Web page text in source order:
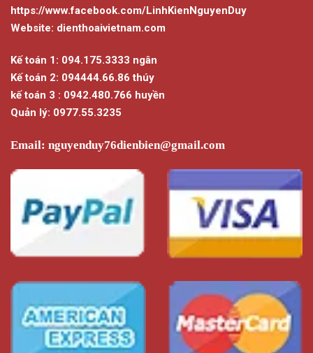
https://www.facebook.com/LinhKienNguyenDuy
Website: dienthoaivietnam.com
Kế toán 1: 094.175.3333 ngân
Kế toán 2: 094444.66.86 thúy
kế toán 3 : 0942.480.766 huyền
Quản lý: 0977.55.3235
Email: nguyenduy76dienbien@gmail.com